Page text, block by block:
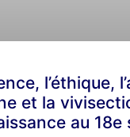
l’éthique,
et la
au 18e